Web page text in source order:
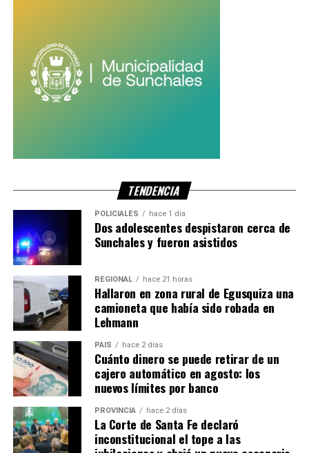
su carrera.
«Gracias por dejarme
vestir la camiseta más
hermosa del mundo. Hasta
siempre, Selección».
Un ciclo histórico con la Albiceleste
Con este anuncio,Nicolás Otamendicierra una de las
etapas más exitosas de su carrera deportiva. Durante el
ciclo encabezado porLionel Scaloni, fue una pieza clave
de la defensa y conquistó importantes títulos
internacionales.
Entre sus principales logros con la Selección Argentina se
destacan:
Copa América.
TENDENCIA
POLICIALES hace 1 día
Dos adolescentes despistaron cerca de
Sunchales y fueron asistidos
REGIONAL hace 21 horas
Hallaron en zona rural de Egusquiza una
camioneta que había sido robada en
Lehmann
PAIS hace 2 días
Cuánto dinero se puede retirar de un
cajero automático en agosto: los
nuevos límites por banco
PROVINCIA hace 2 días
La Corte de Santa Fe declaró
inconstitucional el tope a las